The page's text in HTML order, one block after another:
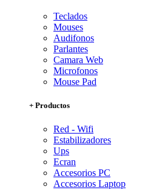
Teclados
Mouses
Audifonos
Parlantes
Camara Web
Microfonos
Mouse Pad
+ Productos
Red - Wifi
Estabilizadores
Ups
Ecran
Accesorios PC
Accesorios Laptop